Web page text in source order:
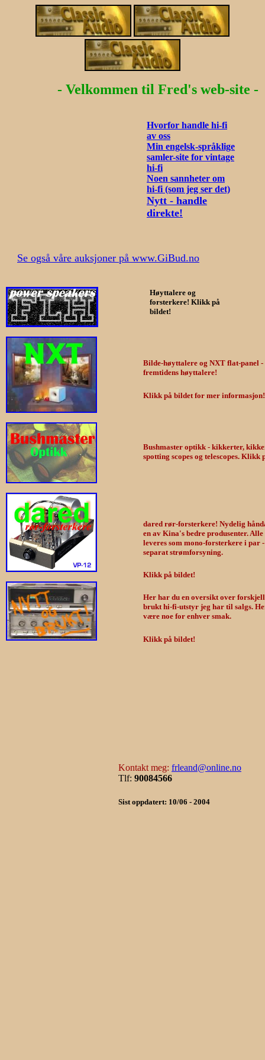
- Velkommen til Fred's web-site -
Hvorfor handle hi-fi
av oss
Min engelsk-språklige
samler-site for vintage
hi-fi
Noen sannheter om
hi-fi (som jeg ser det)
Nytt - handle
direkte!
Se også våre auksjoner på www.GiBud.no
Høyttalere og
forsterkere! Klikk på
bildet!
Bilde-høyttalere og NXT flat-panel -
fremtidens høyttalere!
Klikk på bildet for mer informasjon!
Bushmaster optikk - kikkerter,
spotting scopes og telescopes. Klikk
dared rør-forsterkere! Nydelig
en av Kina's bedre produsenter. Alle
leveres som mono-forsterkere i par
separat strømforsyning.
Klikk på bildet!
Her har du en oversikt over
brukt hi-fi-utstyr jeg har til salgs.
være noe for enhver smak.
Klikk på bildet!
Kontakt meg: frleand@online.no
Tlf: 90084566
Sist oppdatert: 10/06 - 2004